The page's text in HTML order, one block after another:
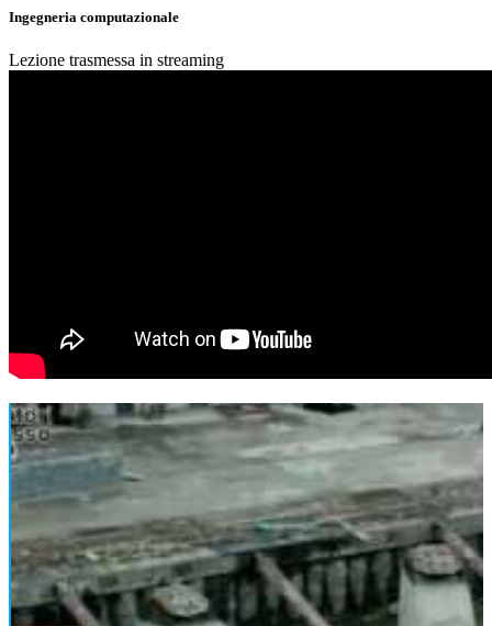
Ingegneria computazionale
Lezione trasmessa in streaming